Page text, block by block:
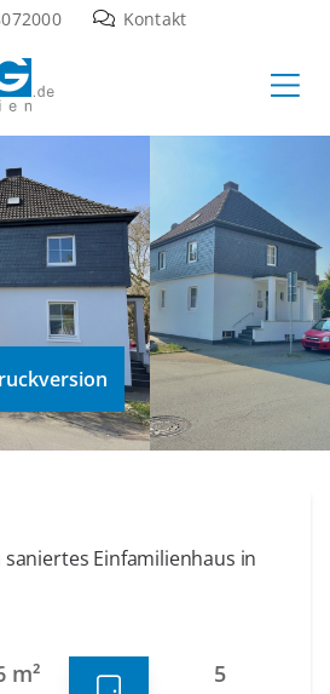
Kontakt
Einfamilienhaus in
m² 5